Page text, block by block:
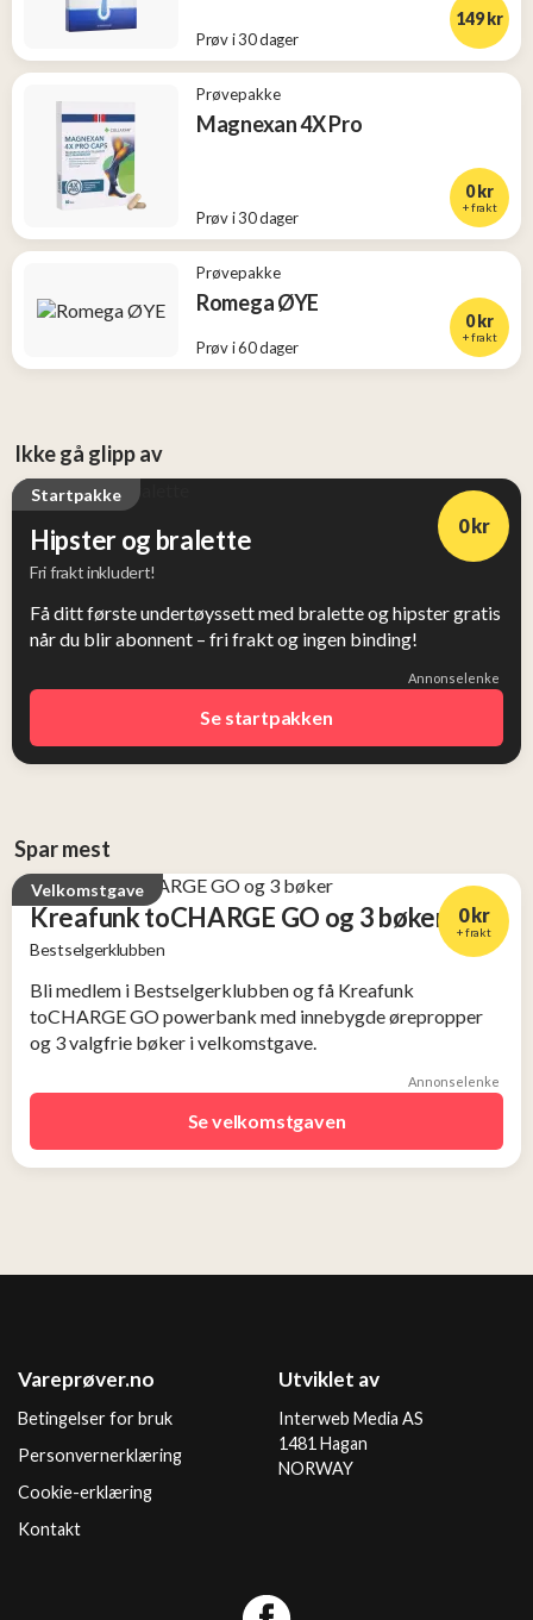
Prøv i 30 dager
149 kr
Prøvepakke
Magnexan 4X Pro
Prøv i 30 dager
0 kr
+ frakt
Prøvepakke
Romega ØYE
Prøv i 60 dager
0 kr
+ frakt
Ikke gå glipp av
Startpakke
Hipster og bralette
Fri frakt inkludert!
0 kr
Få ditt første undertøyssett med bralette og hipster gratis
når du blir abonnent – fri frakt og ingen binding!
Annonselenke
Se startpakken
Spar mest
Velkomstgave
Kreafunk toCHARGE GO og 3 bøker
Bestselgerklubben
0 kr
+ frakt
Bli medlem i Bestselgerklubben og få Kreafunk
toCHARGE GO powerbank med innebygde ørepropper
og 3 valgfrie bøker i velkomstgave.
Annonselenke
Se velkomstgaven
Vareprøver.no
Betingelser for bruk
Personvernerklæring
Cookie-erklæring
Kontakt
Utviklet av
Interweb Media AS
1481 Hagan
NORWAY